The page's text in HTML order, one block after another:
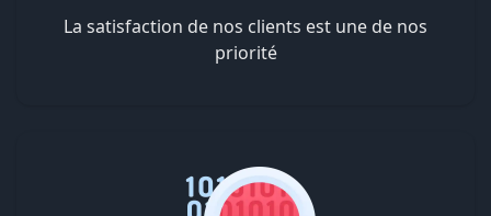
La satisfaction de nos clients est une de nos
priorité